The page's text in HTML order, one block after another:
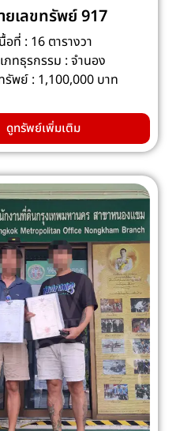
ยเลขทรัพย์ 917
อที่ : 16 ตารางวา
ภทธุรกรรม : จำนอง
รัพย์ : 1,100,000 บาท
ดูทรัพย์เพิ่มเติม